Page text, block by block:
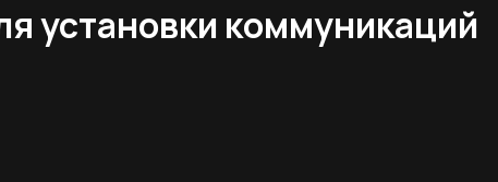
установки коммуникаций